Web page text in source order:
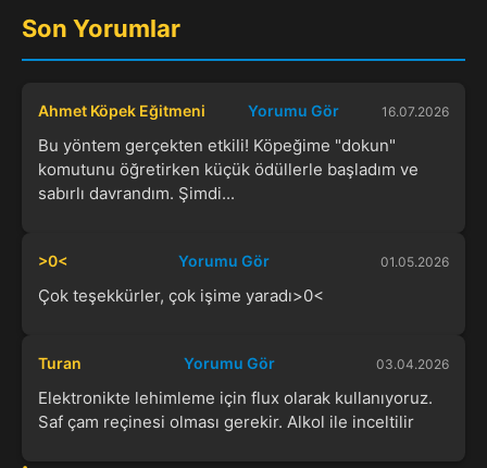
Son Yorumlar
Ahmet Köpek Eğitmeni Yorumu Gör 16.07.2026
Bu yöntem gerçekten etkili! Köpeğime "dokun"
komutunu öğretirken küçük ödüllerle başladım ve
sabırlı davrandım. Şimdi...
>0< Yorumu Gör 01.05.2026
Çok teşekkürler, çok işime yaradı>0<
Turan Yorumu Gör 03.04.2026
Elektronikte lehimleme için flux olarak kullanıyoruz.
Saf çam reçinesi olması gerekir. Alkol ile inceltilir